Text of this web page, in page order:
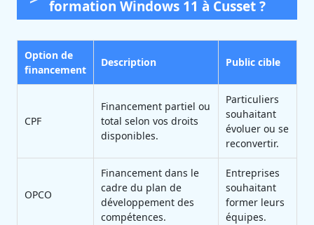
formation Windows 11 à Cusset ?
Option de
financement
Description Public cible
CPF
Financement partiel ou
total selon vos droits
disponibles.
Particuliers
souhaitant
évoluer ou se
reconvertir.
OPCO
Financement dans le
cadre du plan de
développement des
compétences.
Entreprises
souhaitant
former leurs
équipes.